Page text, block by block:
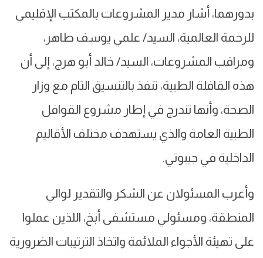
بدورهما، أشار مدير المشروعات بالمكتب الإقليمي
للرحمة العالمية، السيد/ علمي يوسف طاهر،
ومراقب المشروعات، السيد/ خالد أبو هرج، إلى أن
هذه القافلة الطبية، تنفذ بالتنسيق التام مع وزار
الصحة، وأنها تندرج في إطار مشروع القوافل
الطبية العامة والذي يستهدف مختلف الأقاليم
الداخلية في جيبوتي.
وأعرب المسئولان عن الشكر والتقدير لوالي
المنطقة، ومسئولي مستشفى أبخ، اللذين عملوا
على تهيئة الأجواء الملائمة واتخاذ الترتيبات الضرورية